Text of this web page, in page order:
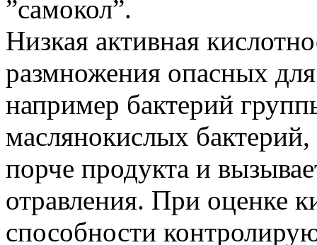
”самокол”.
Низкая активная
размножения опасных
например бактерий
маслянокислых
порче продукта и
отравления. При оценке
способности